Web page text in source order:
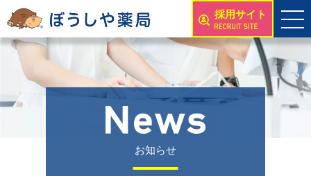
採用サイト
お知らせ